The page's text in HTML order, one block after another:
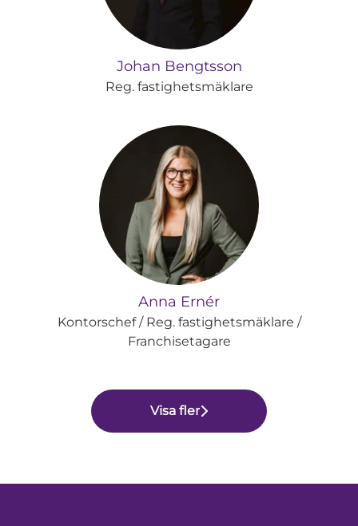
Johan Bengtsson
Reg. fastighetsmäklare
Anna Ernér
Kontorschef / Reg. fastighetsmäklare /
Franchisetagare
Visa fler